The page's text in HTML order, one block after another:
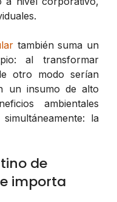
también suma un
al transformar
otro modo serían
un insumo de alto
ambientales
la
de
importa